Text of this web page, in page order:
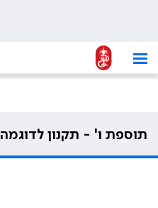
תוספת ו' - תקנון לדוגמה